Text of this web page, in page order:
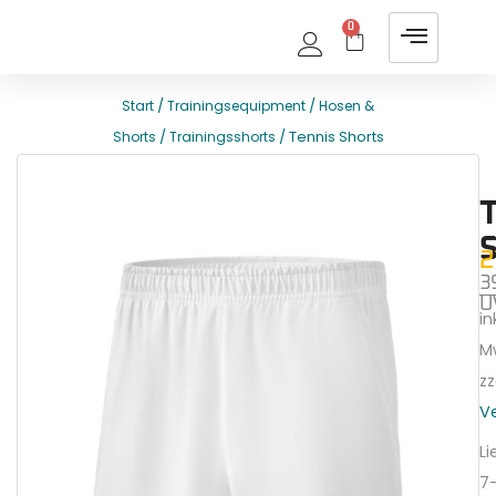
0
Start / Trainingsequipment / Hosen &
Shorts / Trainingsshorts / Tennis Shorts